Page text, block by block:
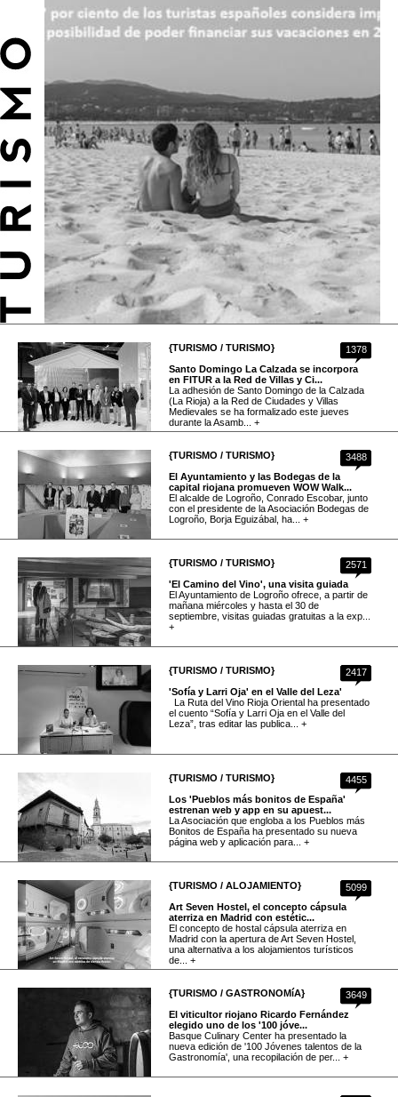
1378
{TURISMO / TURISMO}
Santo Domingo La Calzada se incorpora
en FITUR a la Red de Villas y Ci...
La adhesión de Santo Domingo de la Calzada
(La Rioja) a la Red de Ciudades y Villas
Medievales se ha formalizado este jueves
durante la Asamb... +
3488
{TURISMO / TURISMO}
El Ayuntamiento y las Bodegas de la
capital riojana promueven WOW Walk...
El alcalde de Logroño, Conrado Escobar, junto
con el presidente de la Asociación Bodegas de
Logroño, Borja Eguizábal, ha... +
2571
{TURISMO / TURISMO}
'El Camino del Vino', una visita guiada
El Ayuntamiento de Logroño ofrece, a partir de
mañana miércoles y hasta el 30 de
septiembre, visitas guiadas gratuitas a la exp...
+
2417
{TURISMO / TURISMO}
'Sofía y Larri Oja' en el Valle del Leza'
La Ruta del Vino Rioja Oriental ha presentado
el cuento “Sofía y Larri Oja en el Valle del
Leza”, tras editar las publica... +
4455
{TURISMO / TURISMO}
Los 'Pueblos más bonitos de España'
estrenan web y app en su apuest...
La Asociación que engloba a los Pueblos más
Bonitos de España ha presentado su nueva
página web y aplicación para... +
5099
{TURISMO / ALOJAMIENTO}
Art Seven Hostel, el concepto cápsula
aterriza en Madrid con estétic...
El concepto de hostal cápsula aterriza en
Madrid con la apertura de Art Seven Hostel,
una alternativa a los alojamientos turísticos
de... +
3649
{TURISMO / GASTRONOMíA}
El viticultor riojano Ricardo Fernández
elegido uno de los '100 jóve...
Basque Culinary Center ha presentado la
nueva edición de '100 Jóvenes talentos de la
Gastronomía', una recopilación de per... +